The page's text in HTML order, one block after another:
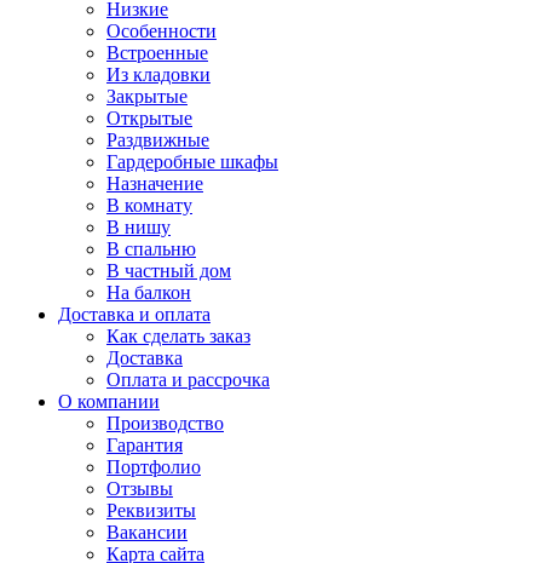
Низкие
Особенности
Встроенные
Из кладовки
Закрытые
Открытые
Раздвижные
Гардеробные шкафы
Назначение
В комнату
В нишу
В спальню
В частный дом
На балкон
Доставка и оплата
Как сделать заказ
Доставка
Оплата и рассрочка
О компании
Производство
Гарантия
Портфолио
Отзывы
Реквизиты
Вакансии
Карта сайта